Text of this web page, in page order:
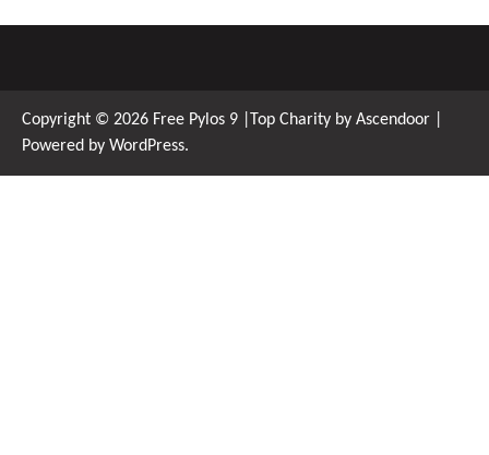
Copyright © 2026 Free Pylos 9 |Top Charity by Ascendoor
Powered by WordPress.